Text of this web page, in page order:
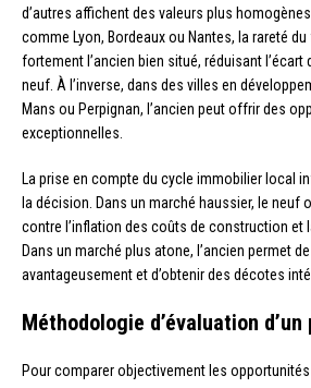
d’autres affichent des valeurs plus
comme Lyon, Bordeaux ou Nantes, la rareté
fortement l’ancien bien situé, réduisant l’écart
neuf. À l’inverse, dans des villes en
Mans ou Perpignan, l’ancien peut offrir des
exceptionnelles.
La prise en compte du cycle immobilier local
la décision. Dans un marché haussier, le neuf
contre l’inflation des coûts de construction et
Dans un marché plus atone, l’ancien permet
avantageusement et d’obtenir des décotes
Méthodologie d’évaluation
Pour comparer objectivement les opportunités